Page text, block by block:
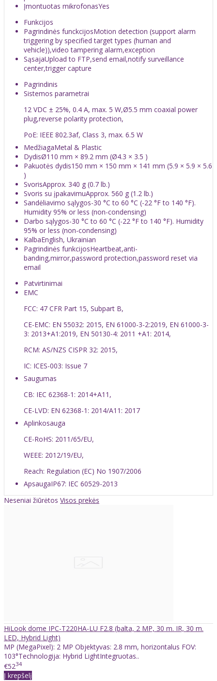
Įmontuotas mikrofonasYes
Funkcijos
Pagrindinės funckcijosMotion detection (support alarm
triggering by specified target types (human and
vehicle)),video tampering alarm,exception
SąsajaUpload to FTP,send email,notify surveillance
center,trigger capture
Pagrindinis
Sistemos parametrai
12 VDC ± 25%, 0.4 A, max. 5 W,Ø5.5 mm coaxial power
plug,reverse polarity protection,
PoE: IEEE 802.3af, Class 3, max. 6.5 W
MedžiagaMetal & Plastic
DydisØ110 mm × 89.2 mm (Ø4.3 × 3.5 )
Pakuotės dydis150 mm × 150 mm × 141 mm (5.9 × 5.9 × 5.6
)
SvorisApprox. 340 g (0.7 lb.)
Svoris su įpakavimuApprox. 560 g (1.2 lb.)
Sandėliavimo sąlygos-30 °C to 60 °C (-22 °F to 140 °F).
Humidity 95% or less (non-condensing)
Darbo sąlygos-30 °C to 60 °C (-22 °F to 140 °F). Humidity
95% or less (non-condensing)
KalbaEnglish, Ukrainian
Pagrindinės funkcijosHeartbeat,anti-
banding,mirror,password protection,password reset via
email
Patvirtinimai
EMC
FCC: 47 CFR Part 15, Subpart B,
CE-EMC: EN 55032: 2015, EN 61000-3-2:2019, EN 61000-3-
3: 2013+A1:2019, EN 50130-4: 2011 +A1: 2014,
RCM: AS/NZS CISPR 32: 2015,
IC: ICES-003: Issue 7
Saugumas
CB: IEC 62368-1: 2014+A11,
CE-LVD: EN 62368-1: 2014/A11: 2017
Aplinkosauga
CE-RoHS: 2011/65/EU,
WEEE: 2012/19/EU,
Reach: Regulation (EC) No 1907/2006
ApsaugaIP67: IEC 60529-2013
Neseniai žiūrėtos Visos prekės
HiLook dome IPC-T220HA-LU F2.8 (balta, 2 MP, 30 m. IR, 30 m.
LED, Hybrid Light)
MP (MegaPixel): 2 MP Objektyvas: 2.8 mm, horizontalus FOV:
103°Technologija: Hybrid LightIntegruotas..
€5234
Į krepšelį